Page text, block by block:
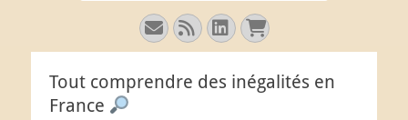
E-
mail
FluxLinkedin
Panier
Tout comprendre des inégalités en
France